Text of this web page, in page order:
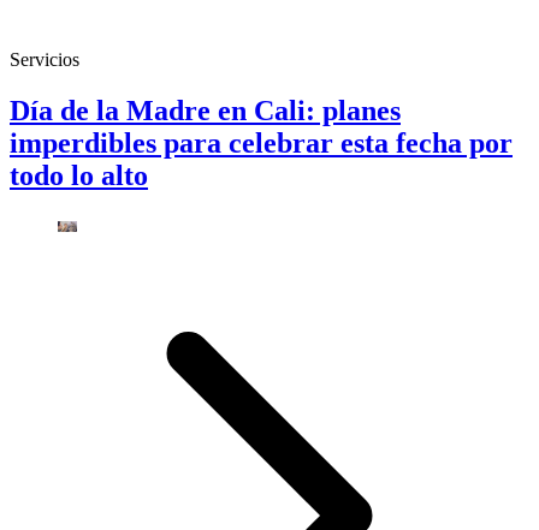
Servicios
Día de la Madre en Cali: planes
imperdibles para celebrar esta fecha por
todo lo alto